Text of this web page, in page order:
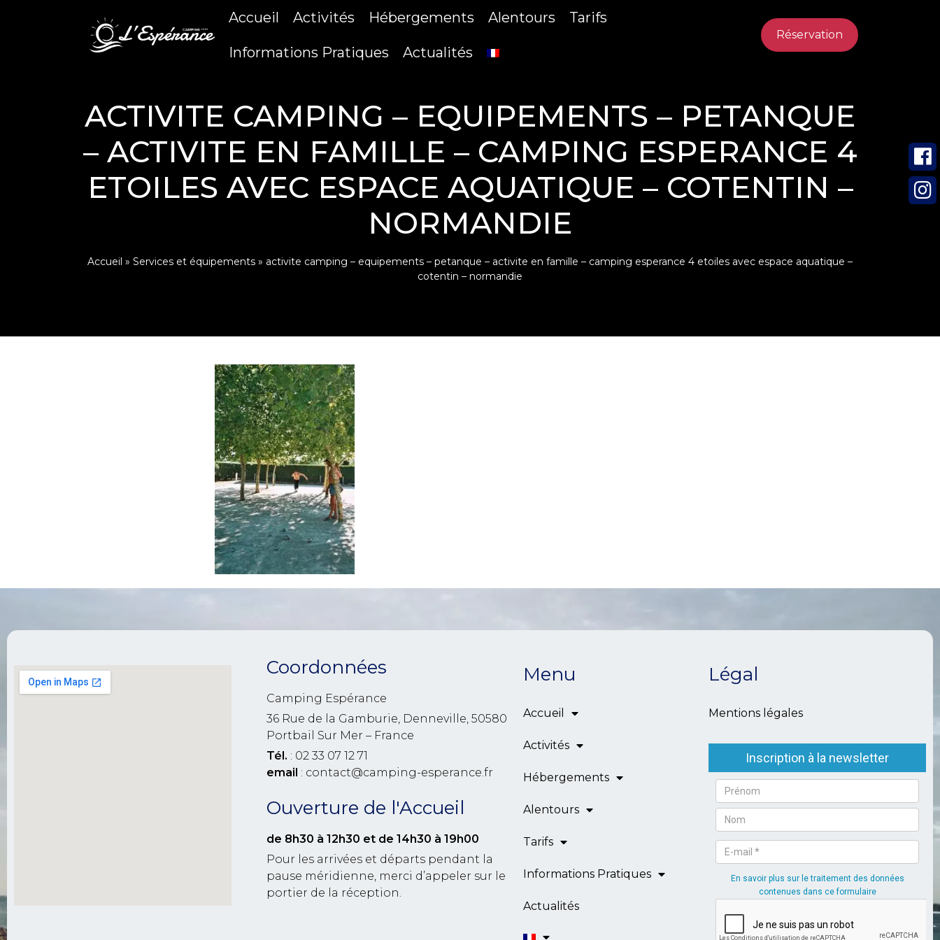
Accueil Activités Hébergements Alentours Tarifs
Informations Pratiques Actualités
Réservation
ACTIVITE CAMPING – EQUIPEMENTS – PETANQUE
– ACTIVITE EN FAMILLE – CAMPING ESPERANCE 4
ETOILES AVEC ESPACE AQUATIQUE – COTENTIN –
NORMANDIE
Accueil » Services et équipements » activite camping – equipements – petanque – activite en famille – camping esperance 4 etoiles avec espace aquatique –
cotentin – normandie
Coordonnées
Camping Espérance
36 Rue de la Gamburie, Denneville, 50580
Portbail Sur Mer – France
Tél. : 02 33 07 12 71
email : contact@camping-esperance.fr
Ouverture de l'Accueil
de 8h30 à 12h30 et de 14h30 à 19h00
Pour les arrivées et départs pendant la
pause méridienne, merci d’appeler sur le
portier de la réception.
Menu
Accueil
Activités
Hébergements
Alentours
Tarifs
Informations Pratiques
Actualités
Légal
Mentions légales